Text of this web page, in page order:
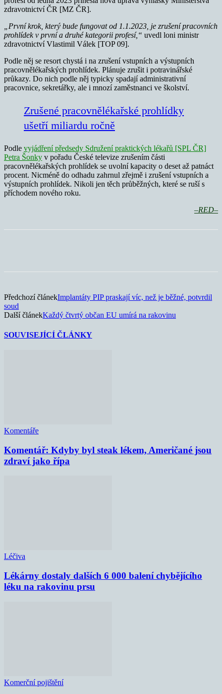
zdravotnictví ČR [MZ ČR].
„První krok, který bude fungovat od 1.1.2023, je zrušení pracovních
prohlídek v první a druhé kategorii profesí,“ uvedl loni ministr
zdravotnictví Vlastimil Válek [TOP 09].
Podle něj se resort chystá i na zrušení vstupních a výstupních
pracovnělékařských prohlídek. Plánuje zrušit i potravinářské
průkazy. Do nich podle něj typicky spadají administrativní
pracovnice, sekretářky, ale i mnozí zaměstnanci ve školství.
Zrušené pracovnělékařské prohlídky
ušetří miliardu ročně
Podle vyjádření předsedy Sdružení praktických lékařů [SPL ČR]
Petra Šonky v pořadu České televize zrušením části
pracovnělékařských prohlídek se uvolní kapacity o deset až patnáct
procent. Nicméně do odhadu zahrnul zřejmě i zrušení vstupních a
výstupních prohlídek. Nikoli jen těch průběžných, které se ruší s
příchodem nového roku.
–RED–
Předchozí článekImplantáty PIP praskají víc, než je běžné, potvrdil
soud
Další článekKaždý čtvrtý občan EU umírá na rakovinu
SOUVISEJÍCÍ ČLÁNKY
Komentáře
Komentář: Kdyby byl steak lékem, Američané jsou
zdraví jako řípa
Léčiva
Lékárny dostaly dalších 6 000 balení chybějícího
léku na rakovinu prsu
Komerční pojištění